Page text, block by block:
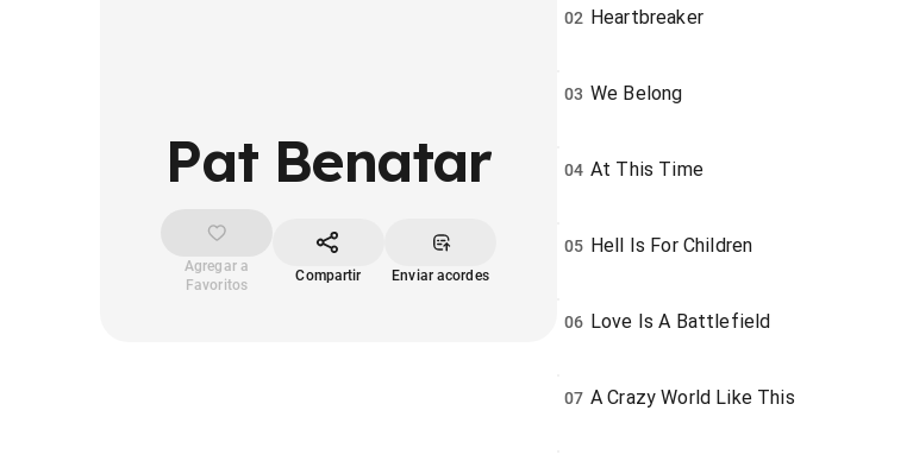
Pat Benatar
Agregar a
Favoritos
Compartir Enviar acordes
02 Heartbreaker
03 We Belong
04 At This Time
05 Hell Is For Children
06 Love Is A Battlefield
07 A Crazy World Like This